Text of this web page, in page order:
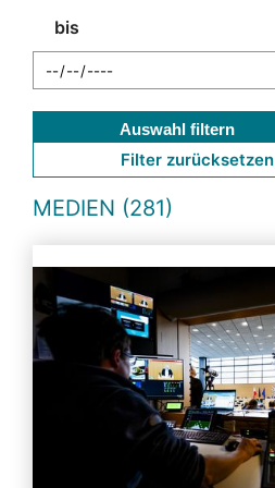
bis
Auswahl filtern
Filter zurücksetzen
MEDIEN (281)